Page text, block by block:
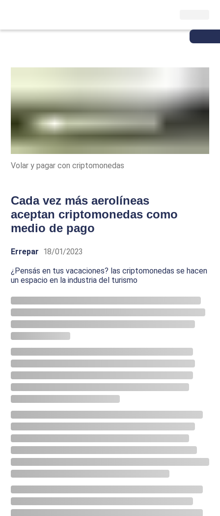
Volar y pagar con criptomonedas
Cada vez más aerolíneas
aceptan criptomonedas como
medio de pago
Errepar 18/01/2023
¿Pensás en tus vacaciones? las criptomonedas se hacen
un espacio en la industria del turismo